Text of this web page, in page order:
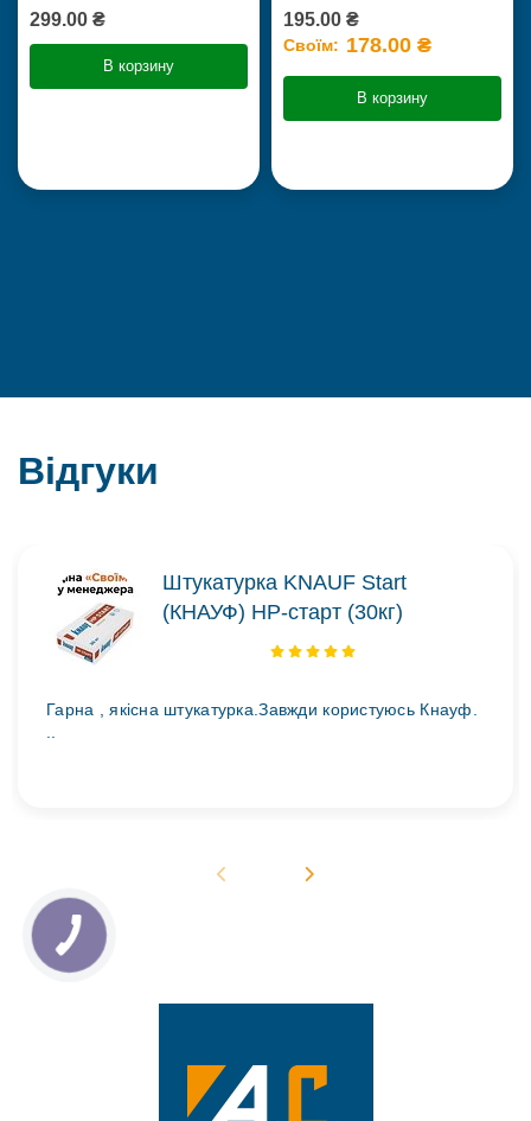
299.00 ₴
В корзину
195.00 ₴
Своїм: 178.00 ₴
В корзину
Відгуки
Штукатурка KNAUF Start
(КНАУФ) НР-старт (30кг)
Гарна , якісна штукатурка.Завжди користуюсь Кнауф.
..